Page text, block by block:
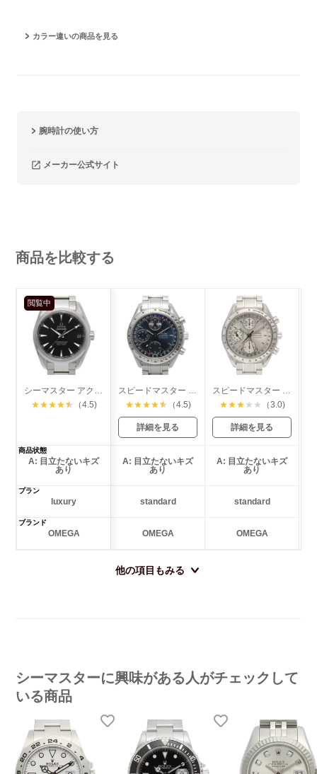
カラー違いの商品を見る
腕時計の使い方
メーカー公式サイト
商品を比較する
閲覧中
シーマスター アクアテラ マスターコーアクシャル
★★★★★ （4.5)
スピードマスター トリプルカレンダー
★★★★★ （4.5)
詳細を見る
スピードマスター トリプルカレンダー
★★★ ★ ★ （3.0)
詳細を見る
商品状態
A: 目立たないキズ
あり
A: 目立たないキズ
あり
A: 目立たないキズ
あり
プラン
luxury standard standard
ブランド
OMEGA OMEGA OMEGA
他の項目もみる
シーマスターに興味がある人がチェックして
いる商品